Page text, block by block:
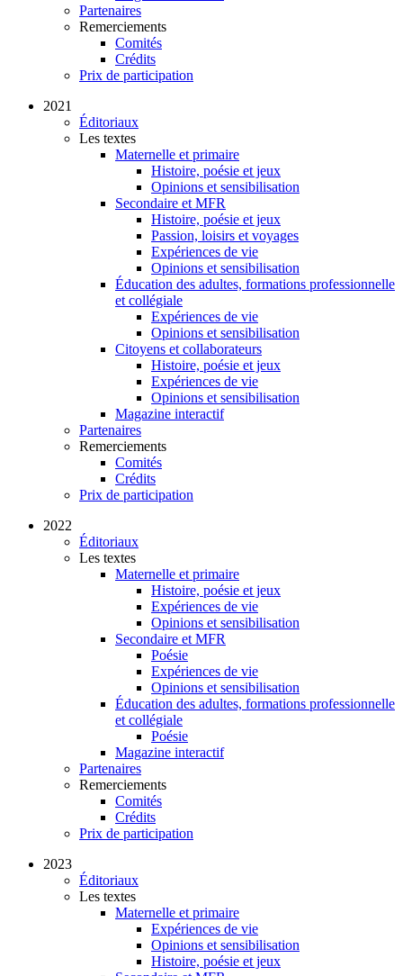
Partenaires
Remerciements
Comités
Crédits
Prix de participation
2021
Éditoriaux
Les textes
Maternelle et primaire
Histoire, poésie et jeux
Opinions et sensibilisation
Secondaire et MFR
Histoire, poésie et jeux
Passion, loisirs et voyages
Expériences de vie
Opinions et sensibilisation
Éducation des adultes, formations professionnelle
et collégiale
Expériences de vie
Opinions et sensibilisation
Citoyens et collaborateurs
Histoire, poésie et jeux
Expériences de vie
Opinions et sensibilisation
Magazine interactif
Partenaires
Remerciements
Comités
Crédits
Prix de participation
2022
Éditoriaux
Les textes
Maternelle et primaire
Histoire, poésie et jeux
Expériences de vie
Opinions et sensibilisation
Secondaire et MFR
Poésie
Expériences de vie
Opinions et sensibilisation
Éducation des adultes, formations professionnelle
et collégiale
Poésie
Magazine interactif
Partenaires
Remerciements
Comités
Crédits
Prix de participation
2023
Éditoriaux
Les textes
Maternelle et primaire
Expériences de vie
Opinions et sensibilisation
Histoire, poésie et jeux